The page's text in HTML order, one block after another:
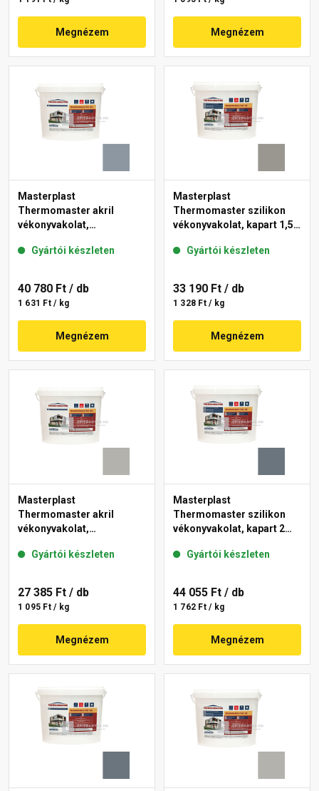
Megnézem Megnézem
Masterplast
Thermomaster akril
vékonyvakolat,
50-D 25 kg
Gyártói készleten
40 780 Ft / db
1 631 Ft / kg
Megnézem
Masterplast
Thermomaster szilikon
vékonyvakolat, kapart 1,5
Gyártói készleten
33 190 Ft / db
1 328 Ft / kg
Megnézem
Masterplast
Thermomaster akril
vékonyvakolat,
46-D 25 kg
Gyártói készleten
27 385 Ft / db
1 095 Ft / kg
Megnézem
Masterplast
Thermomaster szilikon
vékonyvakolat, kapart 2
Gyártói készleten
44 055 Ft / db
1 762 Ft / kg
Megnézem